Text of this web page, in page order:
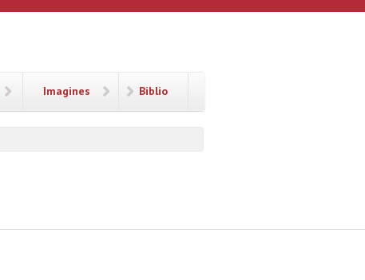
Imagines Biblio